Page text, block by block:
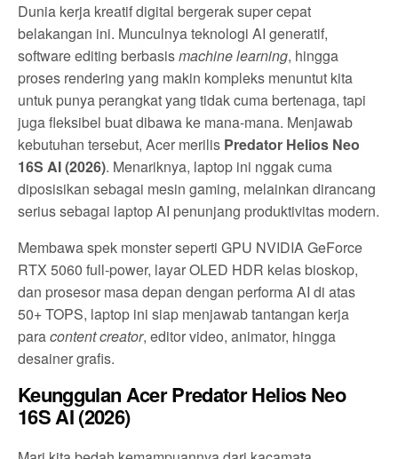
Dunia kerja kreatif digital bergerak super cepat
belakangan ini. Munculnya teknologi AI generatif,
software editing berbasismachine learning, hingga
proses rendering yang makin kompleks menuntut kita
untuk punya perangkat yang tidak cuma bertenaga, tapi
juga fleksibel buat dibawa ke mana-mana. Menjawab
kebutuhan tersebut, Acer merilis Predator Helios Neo
16S AI (2026). Menariknya, laptop ini nggak cuma
diposisikan sebagai mesin gaming, melainkan dirancang
serius sebagai laptop AI penunjang produktivitas modern.
Membawa spek monster seperti GPU NVIDIA GeForce
RTX 5060 full-power, layar OLED HDR kelas bioskop,
dan prosesor masa depan dengan performa AI di atas
50+ TOPS, laptop ini siap menjawab tantangan kerja
paracontent creator, editor video, animator, hingga
desainer grafis.
Keunggulan Acer Predator Helios Neo
16S AI (2026)